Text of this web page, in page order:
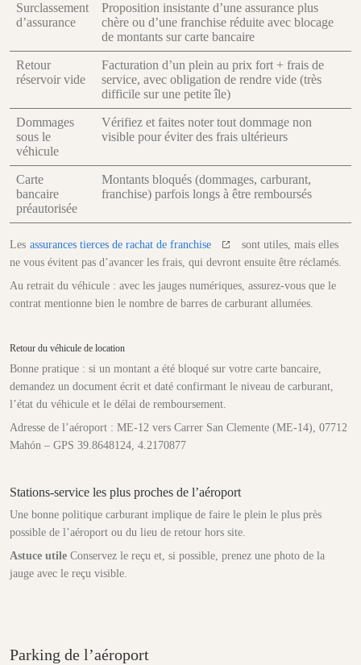
Surclassement
d’assurance
Proposition insistante d’une assurance plus
chère ou d’une franchise réduite avec blocage
de montants sur carte bancaire
Retour
réservoir vide
Facturation d’un plein au prix fort + frais de
service, avec obligation de rendre vide (très
difficile sur une petite île)
Dommages
sous le
véhicule
Vérifiez et faites noter tout dommage non
visible pour éviter des frais ultérieurs
Carte
bancaire
préautorisée
Montants bloqués (dommages, carburant,
franchise) parfois longs à être remboursés
Les assurances tierces de rachat de franchise
sont utiles, mais elles
ne vous évitent pas d’avancer les frais, qui devront ensuite être réclamés.
Au retrait du véhicule : avec les jauges numériques, assurez-vous que le
contrat mentionne bien le nombre de barres de carburant allumées.
Retour du véhicule de location
Bonne pratique : si un montant a été bloqué sur votre carte bancaire,
demandez un document écrit et daté confirmant le niveau de carburant,
l’état du véhicule et le délai de remboursement.
Adresse de l’aéroport : ME-12 vers Carrer San Clemente (ME-14), 07712
Mahón – GPS 39.8648124, 4.2170877
Stations-service les plus proches de l’aéroport
Une bonne politique carburant implique de faire le plein le plus près
possible de l’aéroport ou du lieu de retour hors site.
Astuce utile Conservez le reçu et, si possible, prenez une photo de la
jauge avec le reçu visible.
Parking de l’aéroport